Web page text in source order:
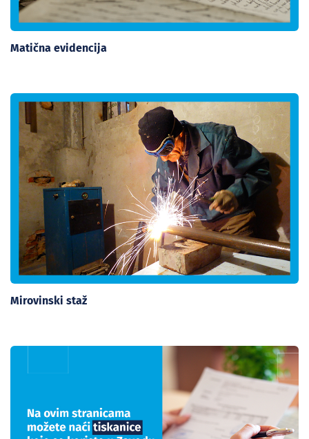
Matična evidencija
Mirovinski staž